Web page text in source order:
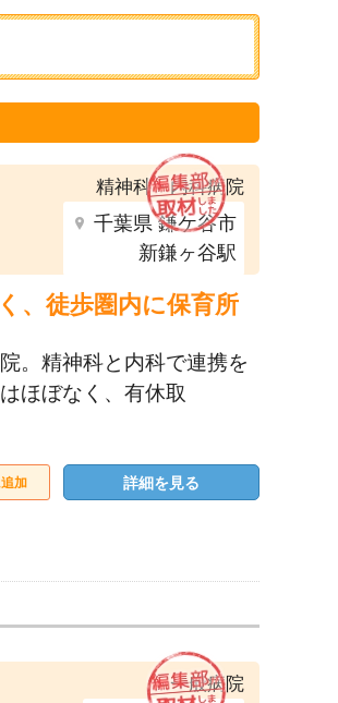
精神科・内科病院
千葉県 鎌ケ谷市
新鎌ヶ谷駅
、徒歩圏内に保育所
。精神科と内科で連携を
ほぼなく、有休取
加 詳細を見る
一般病院